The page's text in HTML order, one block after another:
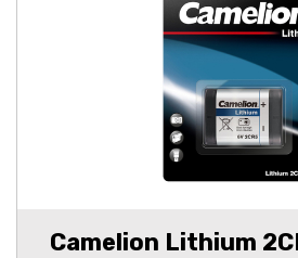
Camelion Lithium